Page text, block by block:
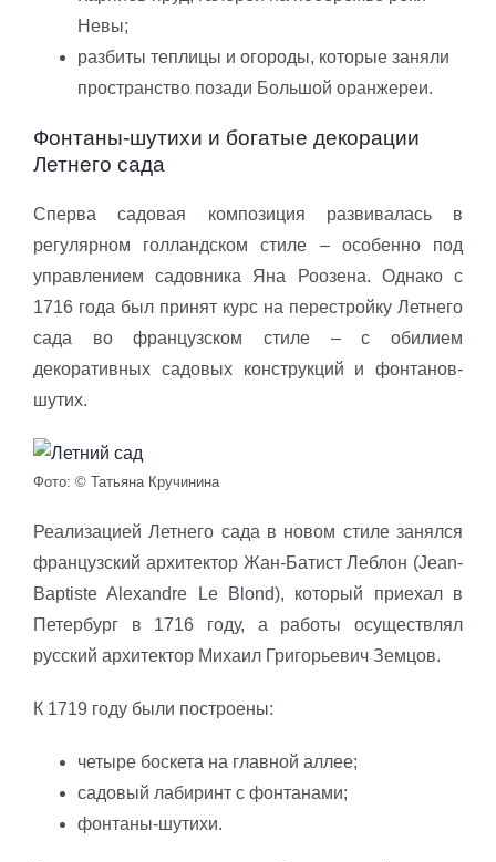
Невы;
разбиты теплицы и огороды, которые заняли
пространство позади Большой оранжереи.
Фонтаны-шутихи и богатые декорации
Летнего сада
Сперва садовая композиция развивалась в
регулярном голландском стиле – особенно под
управлением садовника Яна Роозена. Однако с
1716 года был принят курс на перестройку Летнего
сада во французском стиле – с обилием
декоративных садовых конструкций и фонтанов-
шутих.
Фото: © Татьяна Кручинина
Реализацией Летнего сада в новом стиле занялся
французский архитектор Жан-Батист Леблон (Jean-
Baptiste Alexandre Le Blond), который приехал в
Петербург в 1716 году, а работы осуществлял
русский архитектор Михаил Григорьевич Земцов.
К 1719 году были построены:
четыре боскета на главной аллее;
садовый лабиринт с фонтанами;
фонтаны-шутихи.